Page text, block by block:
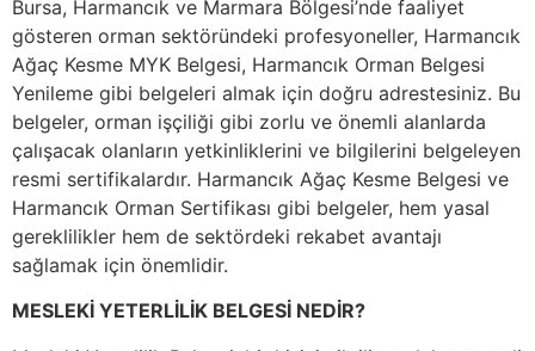
Bursa, Harmancık ve Marmara Bölgesi’nde faaliyet
gösteren orman sektöründeki profesyoneller, Harmancık
Ağaç Kesme MYK Belgesi, Harmancık Orman Belgesi
Yenileme gibi belgeleri almak için doğru adrestesiniz. Bu
belgeler, orman işçiliği gibi zorlu ve önemli alanlarda
çalışacak olanların yetkinliklerini ve bilgilerini belgeleyen
resmi sertifikalardır. Harmancık Ağaç Kesme Belgesi ve
Harmancık Orman Sertifikası gibi belgeler, hem yasal
gereklilikler hem de sektördeki rekabet avantajı
sağlamak için önemlidir.
MESLEKİ YETERLİLİK BELGESİ NEDİR?